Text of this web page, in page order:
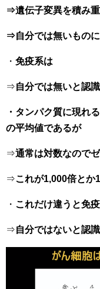
⇒遺伝子変異を積み
⇒自分では無いものに
・ 免疫系は
⇒自分では無いと認
・タンパク質に現れ
の平均値であるが
⇒通常は対数なので
⇒これが1,000倍とか
・ これだけ違うと免
⇒自分ではないと認